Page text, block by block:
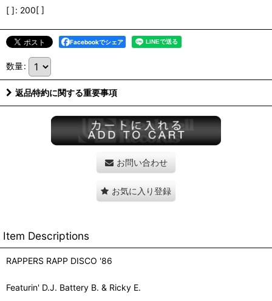
[ ]: 200[ ]
Facebookでシェア
数量:
返品特約に関する重要事項
お問い合わせ
お気に入り登録
Item Descriptions
RAPPERS RAPP DISCO '86
Featurin' D.J. Battery B. & Ricky E.